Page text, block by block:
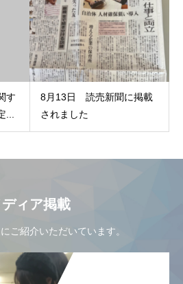
す
8月13日 読売新聞に掲載
されました
ディア掲載
ご紹介いただいています。